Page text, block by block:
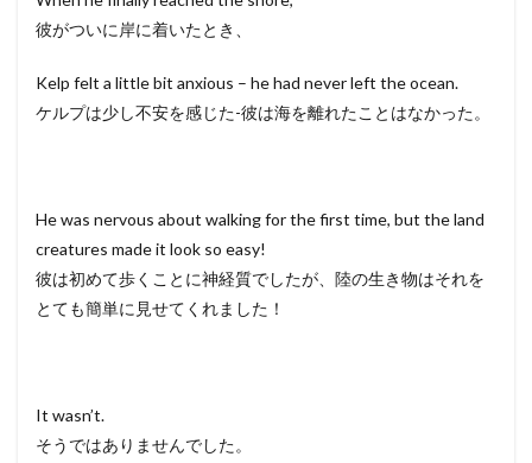
彼がついに岸に着いたとき、
Kelp felt a little bit anxious – he had never left the ocean.
ケルプは少し不安を感じた-彼は海を離れたことはなかった。
He was nervous about walking for the first time, but the land
creatures made it look so easy!
彼は初めて歩くことに神経質でしたが、陸の生き物はそれを
とても簡単に見せてくれました！
It wasn’t.
そうではありませんでした。